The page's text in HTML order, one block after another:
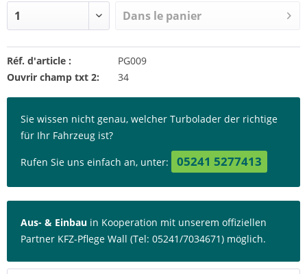
Dans le panier
Réf. d'article :
PG009
Ouvrir champ txt 2:
34
Sie wissen nicht genau, welcher Turbolader der richtige
für Ihr Fahrzeug ist?
Rufen Sie uns einfach an, unter: 05241 5277413
Aus- & Einbau in Kooperation mit unserem offiziellen
Partner KFZ-Pflege Wall (Tel: 05241/7034671) möglich.